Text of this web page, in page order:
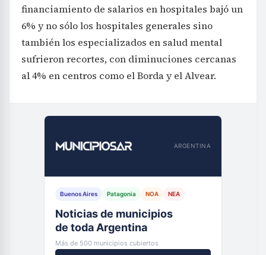
financiamiento de salarios en hospitales bajó un
6% y no sólo los hospitales generales sino
también los especializados en salud mental
sufrieron recortes, con diminuciones cercanas
al 4% en centros como el Borda y el Alvear.
ARGENTINA
Buenos Aires Patagonia NOA NEA
Noticias de municipios
de toda Argentina
Más de 500 municipios cubiertos